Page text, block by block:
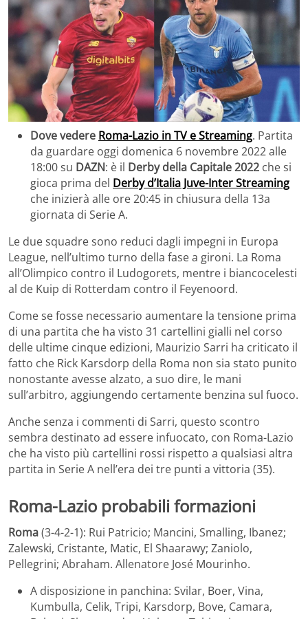
Dove vedere Roma-Lazio in TV e Streaming. Partita
da guardare oggi domenica 6 novembre 2022 alle
18:00 su DAZN: è il Derby della Capitale 2022 che si
gioca prima del Derby d’Italia Juve-Inter Streaming
che inizierà alle ore 20:45 in chiusura della 13a
giornata di Serie A.
Le due squadre sono reduci dagli impegni in Europa
League, nell’ultimo turno della fase a gironi. La Roma
all’Olimpico contro il Ludogorets, mentre i biancocelesti
al de Kuip di Rotterdam contro il Feyenoord.
Come se fosse necessario aumentare la tensione prima
di una partita che ha visto 31 cartellini gialli nel corso
delle ultime cinque edizioni, Maurizio Sarri ha criticato il
fatto che Rick Karsdorp della Roma non sia stato punito
nonostante avesse alzato, a suo dire, le mani
sull’arbitro, aggiungendo certamente benzina sul fuoco.
Anche senza i commenti di Sarri, questo scontro
sembra destinato ad essere infuocato, con Roma-Lazio
che ha visto più cartellini rossi rispetto a qualsiasi altra
partita in Serie A nell’era dei tre punti a vittoria (35).
Roma-Lazio probabili formazioni
Roma(3-4-2-1): Rui Patricio; Mancini, Smalling, Ibanez;
Zalewski, Cristante, Matic, El Shaarawy; Zaniolo,
Pellegrini; Abraham. Allenatore José Mourinho.
A disposizione in panchina: Svilar, Boer, Vina,
Kumbulla, Celik, Tripi, Karsdorp, Bove, Camara,